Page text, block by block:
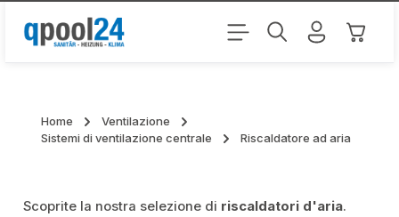
Passa al contenuto principale Il
Home
Ventilazione
Sistemi di ventilazione centrale
Riscaldatore ad aria
Scoprite la nostra selezione di riscaldatori d'aria.